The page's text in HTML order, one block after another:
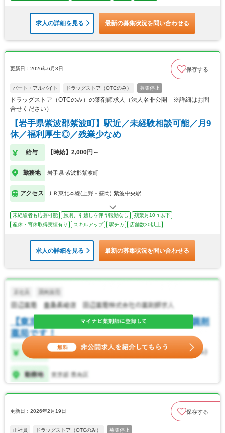
求人の詳細を見る 最新の募集状況を問い合わせる
更新日：2026年6月3日 保存する
パート・アルバイト ドラッグストア（OTCのみ） 募集停止
ドラッグストア（OTCのみ）の薬剤師求人（法人名非公開 ※詳細はお問
合せください）
【岩手県紫波郡紫波町】駅近／未経験相談可能／月9
休／福利厚生◎／残業少なめ
給与 【時給】2,000円～
勤務地 岩手県 紫波郡紫波町
アクセス ＪＲ東北本線(上野－盛岡) 紫波中央駅
未経験者も応募可能 原則、引越しを伴う転勤なし
残業月10ｈ以下
産休・育休取得実績有り
スキルアップ 駅チカ 店舗数30以上
求人の詳細を見る 最新の募集状況を問い合わせる
更新日：2026年2月19日 保存する
正社員 ドラッグストア（OTCのみ） 募集停止